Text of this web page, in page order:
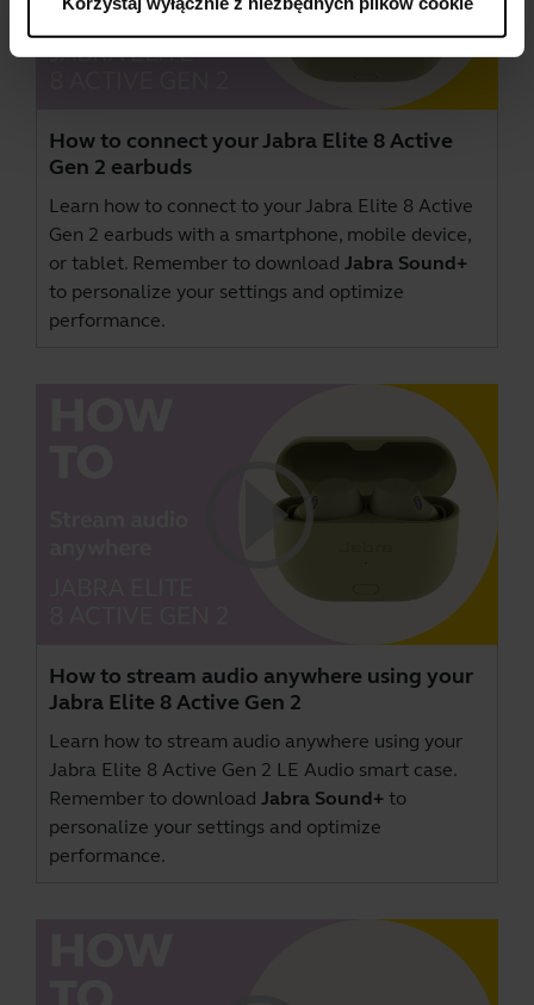
How to connect your Jabra Elite 8 Active
Gen 2 earbuds
Learn how to connect to your Jabra Elite 8 Active
Gen 2 earbuds with a smartphone, mobile device,
or tablet. Remember to download Jabra Sound+
to personalize your settings and optimize
performance.
How to stream audio anywhere using your
Jabra Elite 8 Active Gen 2
Learn how to stream audio anywhere using your
Jabra Elite 8 Active Gen 2 LE Audio smart case.
Remember to download Jabra Sound+ to
personalize your settings and optimize
performance.